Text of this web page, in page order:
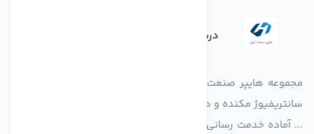
درباره فروشگاه
مجموعه هایپر صنعت ایران در امر تولید و واردات انواع فن های
سانتریفیوژ مکنده و دمنده آکسیال، سقفی، بین کانالی، مرغداری و
... آماده خدمت رسانی به شرکت های تولیدی، صنعتی و ساختمانی